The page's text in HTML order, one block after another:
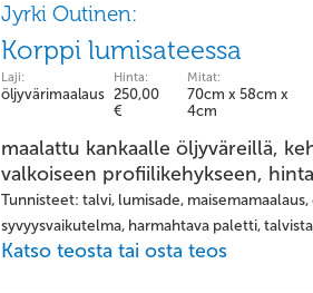
Jyrki Outinen:
Korppi lumisateessa
Laji:
öljyvärimaalaus
Hinta:
250,00
€
Mitat:
70cm x 58cm x
4cm
maalattu kankaalle öljyväreillä,
valkoiseen profiilikehykseen,
Tunnisteet: talvi, lumisade,
syvyysvaikutelma, harmahtava paletti,
Katso teosta tai osta teos